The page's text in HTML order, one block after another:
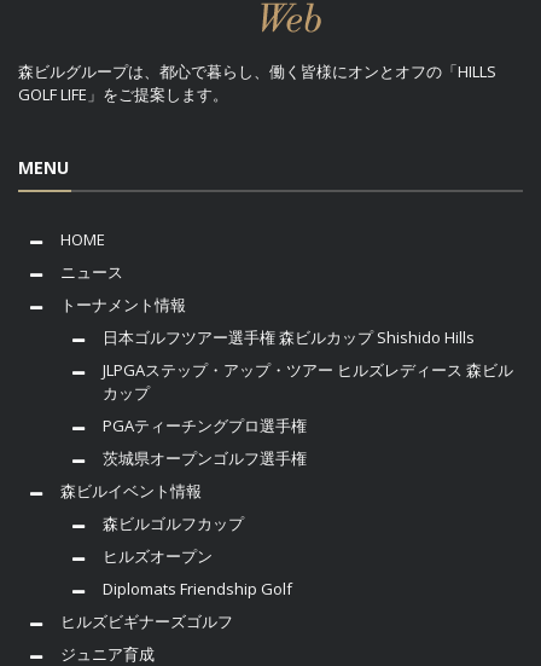
森ビルグループは、都心で暮らし、働く皆様にオンとオフの「HILLS
GOLF LIFE」をご提案します。
MENU
HOME
ニュース
トーナメント情報
日本ゴルフツアー選手権 森ビルカップ Shishido Hills
JLPGAステップ・アップ・ツアー ヒルズレディース 森ビル
カップ
PGAティーチングプロ選手権
茨城県オープンゴルフ選手権
森ビルイベント情報
森ビルゴルフカップ
ヒルズオープン
Diplomats Friendship Golf
ヒルズビギナーズゴルフ
ジュニア育成